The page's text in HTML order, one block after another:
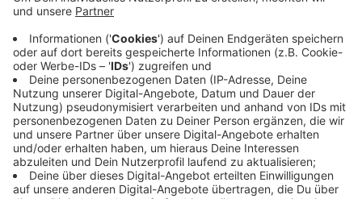
absolute Mehrheit knapp verfehlt. Die Wahllokale
haben morgen von 8 bis 18 Uhr geöffnet. Die
Kandidaten stellen wir in Interviews auf
antenneac.de ausführlich vor.
Veröffentlicht:Samstag, 15.06.2019 11:35
Anzeige